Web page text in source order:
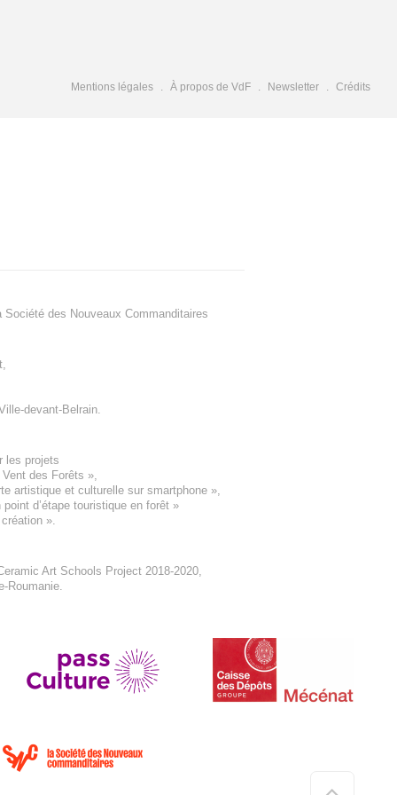
Mentions légales À propos de VdF Newsletter Crédits
Société des Nouveaux Commanditaires
,
devant-Belrain.
les projets
des Forêts »,
artistique et culturelle sur smartphone »,
point d’étape touristique en forêt »
création ».
Art Schools Project 2018-2020,
Roumanie.